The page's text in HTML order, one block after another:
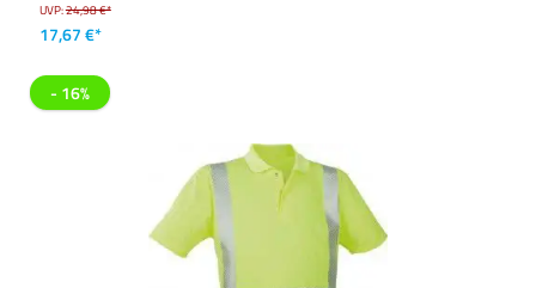
UVP:24,98 €*
17,67 €*
- 16%